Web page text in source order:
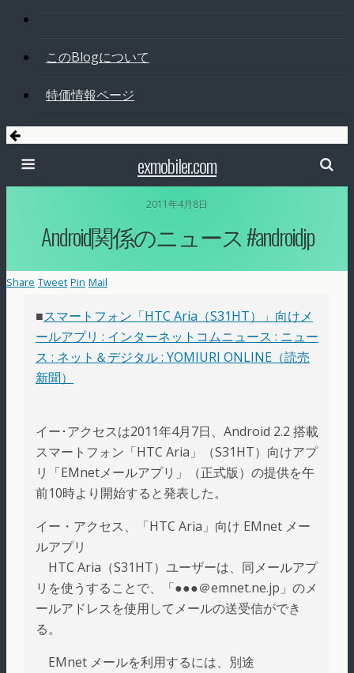
このBlogについて
特価情報ページ
exmobiler.com
2011年4月8日
Android関係のニュース #androidjp
Share Tweet Pin Mail
■スマートフォン「HTC Aria（S31HT）」向けメ
ールアプリ : インターネットコムニュース : ニュー
ス : ネット＆デジタル : YOMIURI ONLINE（読売
新聞）
イー･アクセスは2011年4月7日、Android 2.2 搭載
スマートフォン「HTC Aria」（S31HT）向けアプ
リ「EMnetメールアプリ」（正式版）の提供を午
前10時より開始すると発表した。
イー・アクセス、「HTC Aria」向け EMnet メー
ルアプリ
HTC Aria（S31HT）ユーザーは、同メールアプ
リを使うすることで、「●●●＠emnet.ne.jp」のメ
ールアドレスを使用してメールの送受信ができ
る。
EMnet メールを利用するには、別途